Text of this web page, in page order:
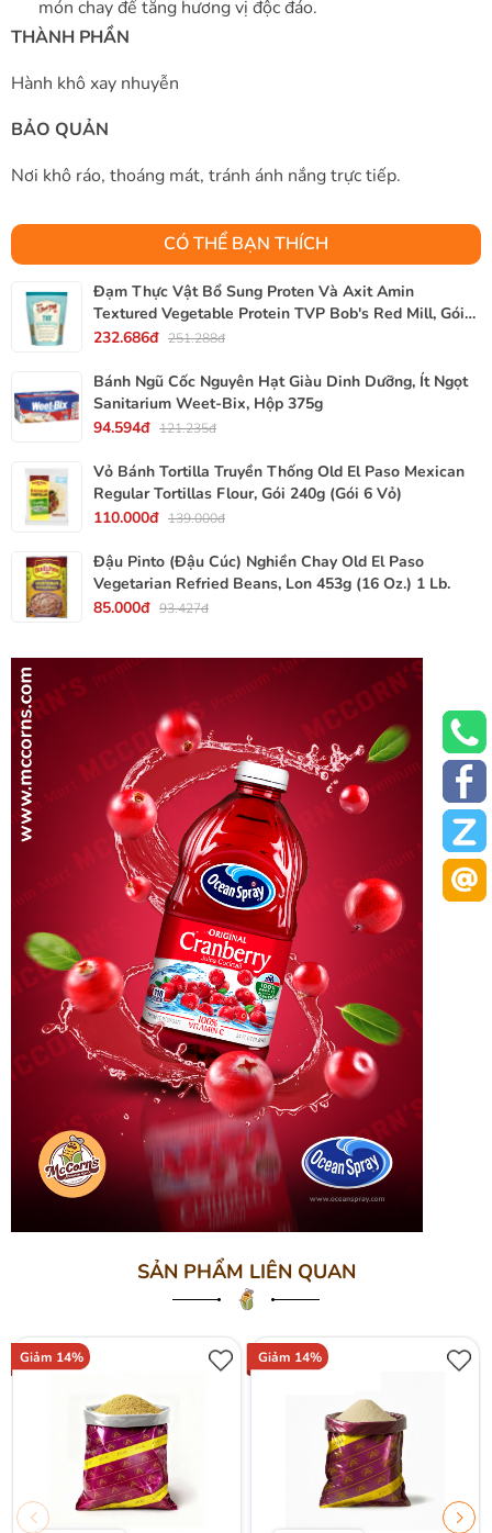
món chay để tăng hương vị độc đáo.
THÀNH PHẦN
Hành khô xay nhuyễn
BẢO QUẢN
Nơi khô ráo, thoáng mát, tránh ánh nắng trực tiếp.
CÓ THỂ BẠN THÍCH
Đạm Thực Vật Bổ Sung Proten Và Axit Amin
Textured Vegetable Protein TVP Bob's Red Mill, Gói
340g, 12 Oz.
232.686đ 251.288đ
Bánh Ngũ Cốc Nguyên Hạt Giàu Dinh Dưỡng, Ít Ngọt
Sanitarium Weet-Bix, Hộp 375g
94.594đ 121.235đ
Vỏ Bánh Tortilla Truyền Thống Old El Paso Mexican
Regular Tortillas Flour, Gói 240g (Gói 6 Vỏ)
110.000đ 139.000đ
Đậu Pinto (Đậu Cúc) Nghiền Chay Old El Paso
Vegetarian Refried Beans, Lon 453g (16 Oz.) 1 Lb.
85.000đ 93.427đ
SẢN PHẨM LIÊN QUAN
Giảm 14% Giảm 14%